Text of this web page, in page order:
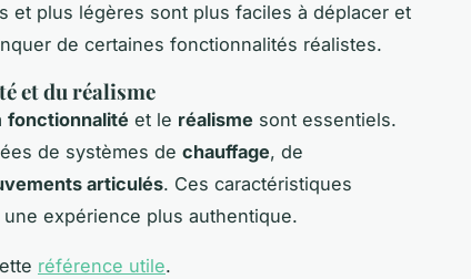
et plus légères sont plus faciles à déplacer et
de certaines fonctionnalités réalistes.
et du réalisme
fonctionnalité et le réalisme sont essentiels.
de systèmes de chauffage, de
articulés. Ces caractéristiques
expérience plus authentique.
référence utile.